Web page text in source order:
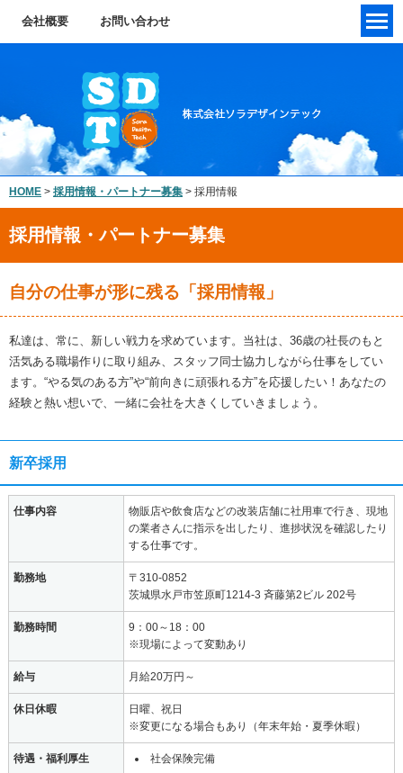
会社概要 お問い合わせ
HOME > 採用情報・パートナー募集 > 採用情報
自分の仕事が形に残る「採用情報」
私達は、常に、新しい戦力を求めています。当社は、36歳の社長のもと
活気ある職場作りに取り組み、スタッフ同士協力しながら仕事をしてい
ます。“やる気のある方”や“前向きに頑張れる方”を応援したい！あなたの
経験と熱い想いで、一緒に会社を大きくしていきましょう。
新卒採用
仕事内容
物販店や飲食店などの改装店舗に社用車で行き、現地
の業者さんに指示を出したり、進捗状況を確認したり
する仕事です。
勤務地
〒310-0852
茨城県水戸市笠原町1214-3 斉藤第2ビル 202号
勤務時間
9：00～18：00
※現場によって変動あり
給与 月給20万円～
休日休暇
日曜、祝日
※変更になる場合もあり（年末年始・夏季休暇）
待遇・福利厚生 社会保険完備